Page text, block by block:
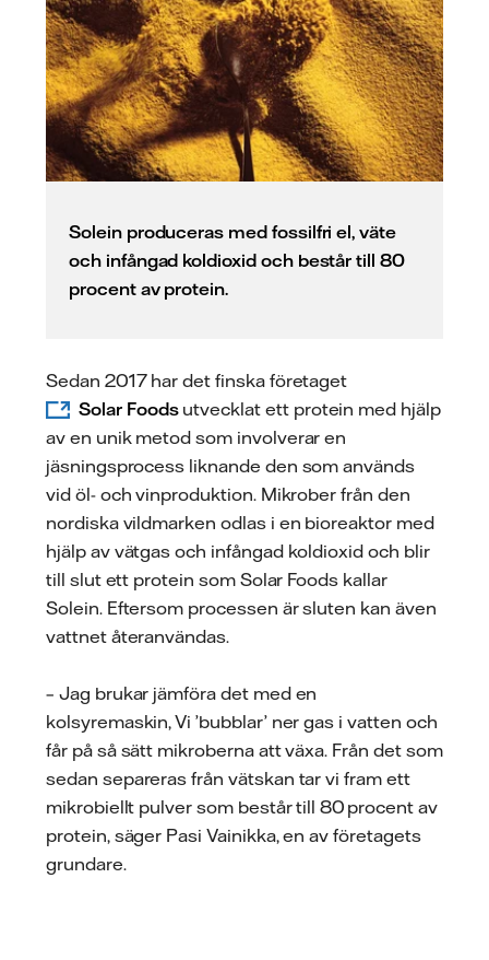
Solein produceras med fossilfri el, väte
och infångad koldioxid och består till 80
procent av protein.
Sedan 2017 har det finska företaget
Solar Foodsutvecklat ett protein med hjälp
av en unik metod som involverar en
jäsningsprocess liknande den som används
vid öl- och vinproduktion. Mikrober från den
nordiska vildmarken odlas i en bioreaktor med
hjälp av vätgas och infångad koldioxid och blir
till slut ett protein som Solar Foods kallar
Solein. Eftersom processen är sluten kan även
vattnet återanvändas.
– Jag brukar jämföra det med en
kolsyremaskin, Vi ’bubblar’ ner gas i vatten och
får på så sätt mikroberna att växa. Från det som
sedan separeras från vätskan tar vi fram ett
mikrobiellt pulver som består till 80 procent av
protein, säger Pasi Vainikka, en av företagets
grundare.